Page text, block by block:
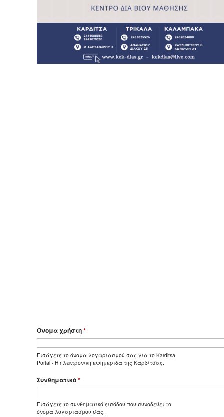
Όνομα χρήστη*
Εισάγετε το όνομα λογαριασμού σας για το Karditsa
Portal - Η ηλεκτρονική εφημερίδα της Καρδίτσας.
Συνθηματικό*
Εισάγετε το συνθηματικό εισόδου που συνοδεύει το
όνομα λογαριασμού σας.